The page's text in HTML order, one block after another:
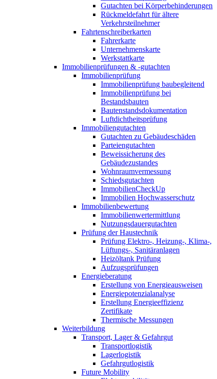
Gutachten bei Körperbehinderungen
Rückmeldefahrt für ältere
Verkehrsteilnehmer
Fahrtenschreiberkarten
Fahrerkarte
Unternehmenskarte
Werkstattkarte
Immobilienprüfungen & -gutachten
Immobilienprüfung
Immobilienprüfung baubegleitend
Immobilienprüfung bei
Bestandsbauten
Bautenstandsdokumentation
Luftdichtheitsprüfung
Immobiliengutachten
Gutachten zu Gebäudeschäden
Parteiengutachten
Beweissicherung des
Gebäudezustandes
Wohnraumvermessung
Schiedsgutachten
ImmobilienCheckUp
Immobilien Hochwasserschutz
Immobilienbewertung
Immobilienwertermittlung
Nutzungsdauergutachten
Prüfung der Haustechnik
Prüfung Elektro-, Heizung-, Klima-,
Lüftungs-, Sanitäranlagen
Heizöltank Prüfung
Aufzugsprüfungen
Energieberatung
Erstellung von Energieausweisen
Energiepotenzialanalyse
Erstellung Energieeffizienz
Zertifikate
Thermische Messungen
Weiterbildung
Transport, Lager & Gefahrgut
Transportlogistik
Lagerlogistik
Gefahrgutlogistik
Future Mobility